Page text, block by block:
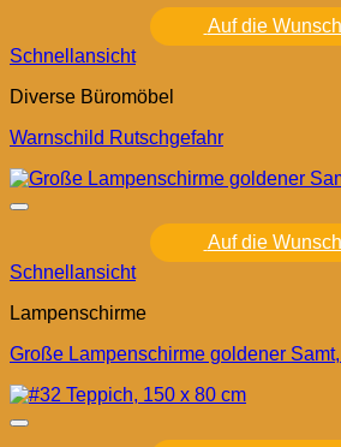
Auf die
Schnellansicht
Diverse Büromöbel
Warnschild Rutschgefahr
Auf die
Schnellansicht
Lampenschirme
Große Lampenschirme goldener